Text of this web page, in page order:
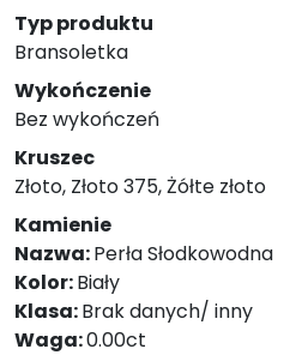
Typ produktu
Bransoletka
Wykończenie
Bez wykończeń
Kruszec
Złoto, Złoto 375, Żółte złoto
Kamienie
Nazwa:Perła Słodkowodna
Kolor:Biały
Klasa:Brak danych/ inny
Waga:0.00ct